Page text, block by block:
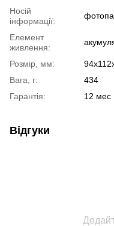
Носій
інформації:
Елемент
живлення:
Розмір, мм:
Вага, г:
434
Гарантія:
12 мес
Відгуки